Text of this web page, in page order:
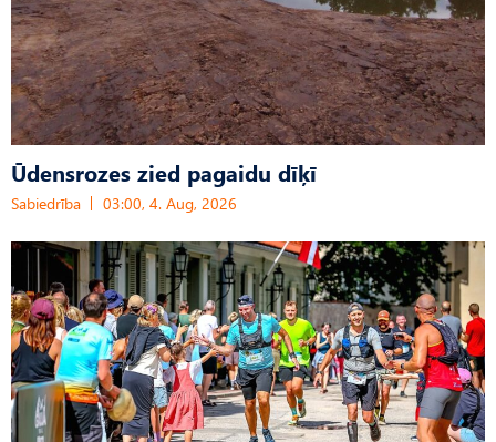
Ūdensrozes zied pagaidu dīķī
Sabiedrība 03:00, 4. Aug, 2026